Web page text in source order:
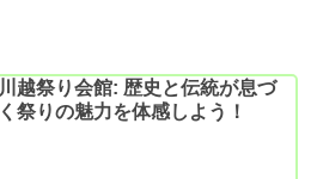
川越祭り会館: 歴史と伝統が息づ
く祭りの魅力を体感しよう！